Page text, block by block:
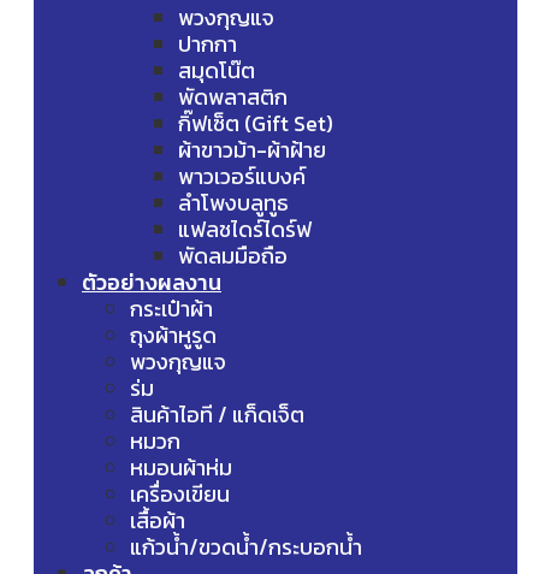
พวงกุญแจ
ปากกา
สมุดโน๊ต
พัดพลาสติก
กิ๊ฟเซ็ต (Gift Set)
ผ้าขาวม้า-ผ้าฝ้าย
พาวเวอร์แบงค์
ลำโพงบลูทูธ
แฟลชไดร์ไดร์ฟ
พัดลมมือถือ
ตัวอย่างผลงาน
กระเป๋าผ้า
ถุงผ้าหูรูด
พวงกุญแจ
ร่ม
สินค้าไอที / แก็ดเจ็ต
หมวก
หมอนผ้าห่ม
เครื่องเขียน
เสื้อผ้า
แก้วน้ำ/ขวดน้ำ/กระบอกน้ำ